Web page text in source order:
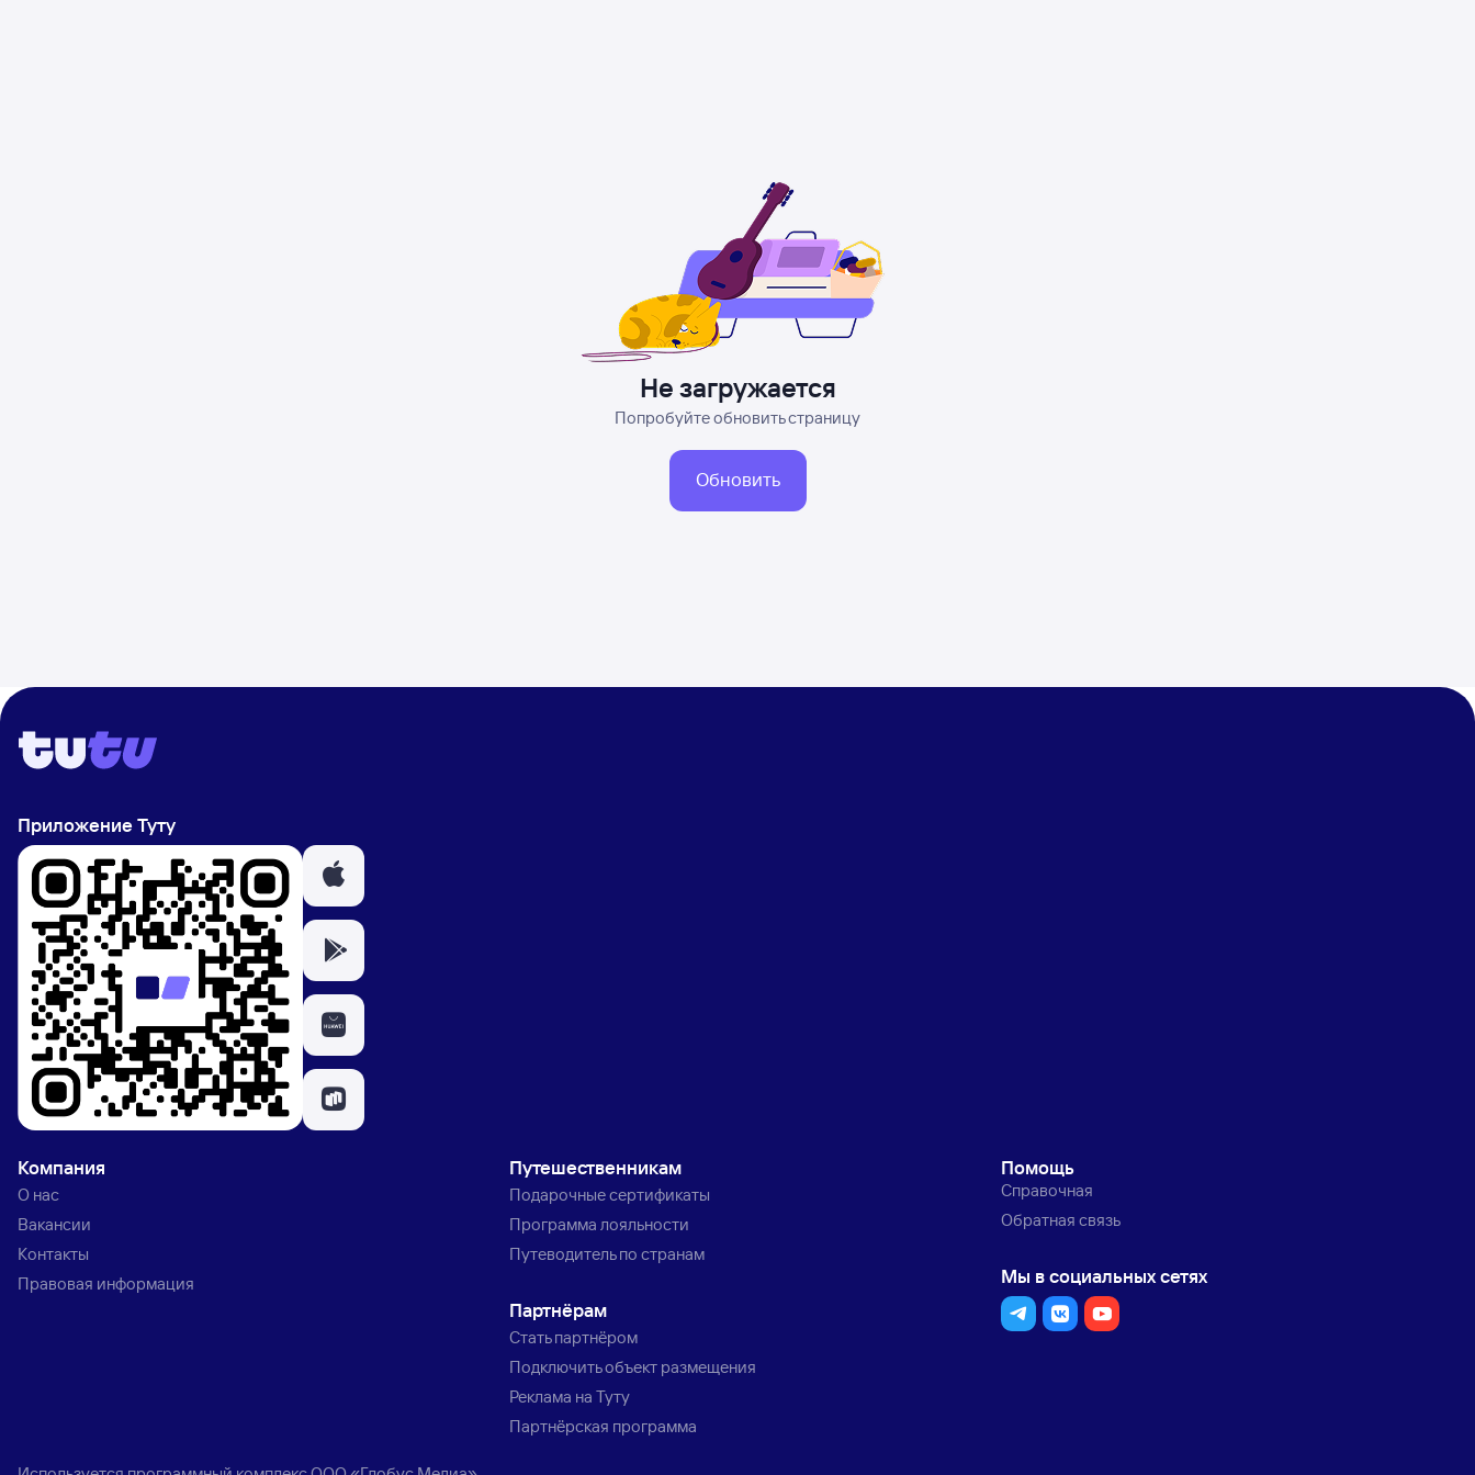
Не загружается
Попробуйте обновить страницу
Обновить
Приложение Туту
Компания
О нас
Вакансии
Контакты
Правовая информация
Путешественникам
Подарочные сертификаты
Программа лояльности
Путеводитель по странам
Партнёрам
Стать партнёром
Подключить объект размещения
Реклама на Туту
Партнёрская программа
Помощь
Справочная
Обратная связь
Мы в социальных сетях